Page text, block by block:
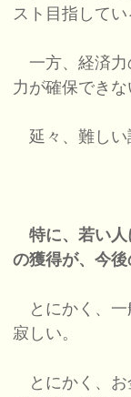
スト目指してい
一方、経済力
力が確保できな
延々、難しい
特に、若い
の獲得が、今後
とにかく、一
寂しい。
とにかく、お